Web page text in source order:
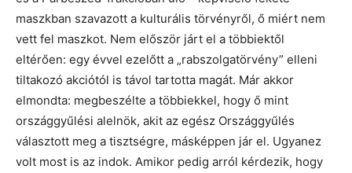
maszkban szavazott a kulturális törvényről, ő miért nem
vett fel maszkot. Nem először járt el a többiektől
eltérően: egy évvel ezelőtt a „rabszolgatörvény” elleni
tiltakozó akciótól is távol tartotta magát. Már akkor
elmondta: megbeszélte a többiekkel, hogy ő mint
országgyűlési alelnök, akit az egész Országgyűlés
választott meg a tisztségre, másképpen jár el. Ugyanez
volt most is az indok. Amikor pedig arról kérdezik, hogy